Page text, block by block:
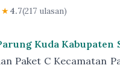
4.7(217 ulasan)
Kuda Kabupaten
Paket C Kecamatan